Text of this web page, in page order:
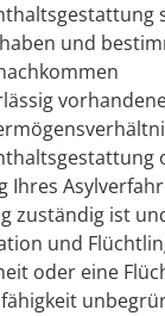
und
zuständig ist
und
oder eine